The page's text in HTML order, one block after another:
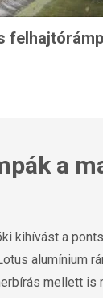
a
kihívást a
alumínium
mellett